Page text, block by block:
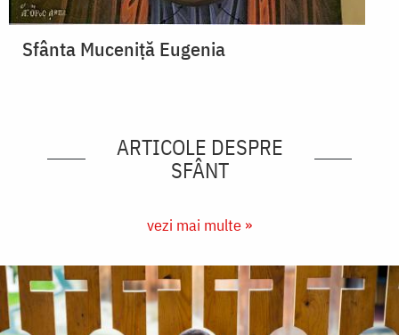
Sfânta Muceniță Eugenia
ARTICOLE DESPRE
SFÂNT
vezi mai multe »